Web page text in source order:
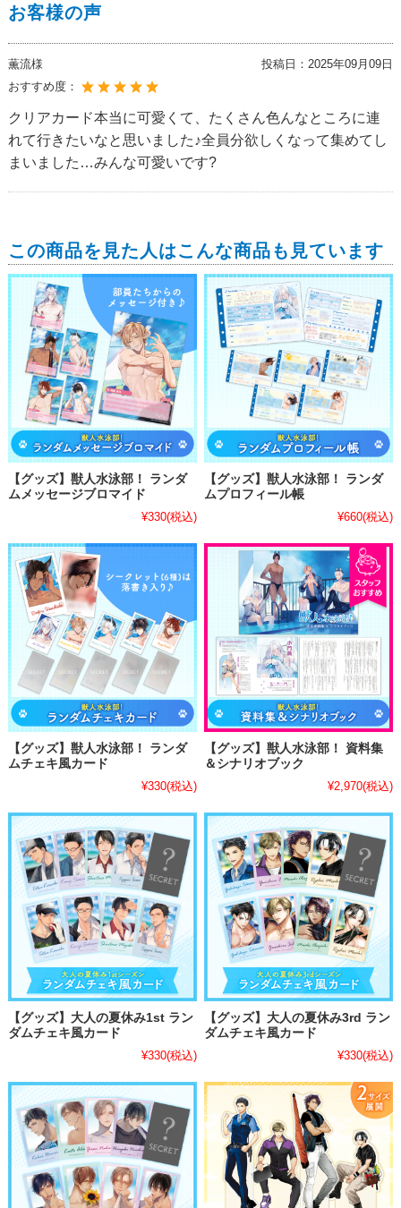
お客様の声
薫流様 投稿日： 2025年09月09日
おすすめ度：
クリアカード本当に可愛くて、たくさん色んなところに連
れて行きたいなと思いました♪全員分欲しくなって集めてし
まいました…みんな可愛いです?
この商品を見た人はこんな商品も見ています
【グッズ】獣人水泳部！ ランダ
ムメッセージブロマイド
¥330(税込)
【グッズ】獣人水泳部！ ランダ
ムプロフィール帳
¥660(税込)
【グッズ】獣人水泳部！ ランダ
ムチェキ風カード
¥330(税込)
【グッズ】獣人水泳部！ 資料集
＆シナリオブック
¥2,970(税込)
【グッズ】大人の夏休み1st ラン
ダムチェキ風カード
¥330(税込)
【グッズ】大人の夏休み3rd ラン
ダムチェキ風カード
¥330(税込)